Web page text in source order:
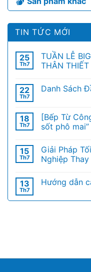
TIN TỨC MỚI
25
Th7
TUẦN LỄ
THÂN THIẾT
22
Th7
Danh Sách
18
Th7
[Bếp Từ
sốt phô
15
Th7
Giải Pháp
Nghiệp
13
Th7
Hướng dẫn